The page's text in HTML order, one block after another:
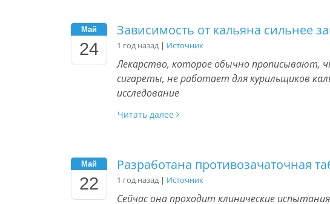
Май
24
Зависимость от кальяна сильнее
1 год назад | Источник
Лекарство, которое обычно прописывают,
сигареты, не работает для курильщиков
исследование
Читать далее
Май
22
Разработана противозачаточная
1 год назад | Источник
Сейчас она проходит клинические